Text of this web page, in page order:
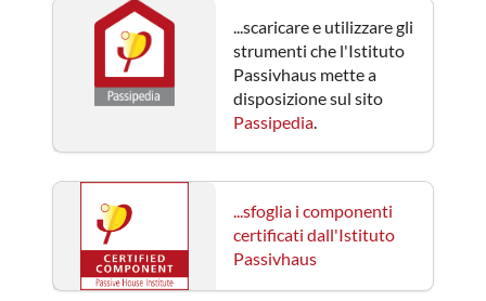
...scaricare e utilizzare gli
strumenti che l'Istituto
Passivhaus mette a
disposizione sul sito
Passipedia.
...sfoglia i componenti
certificati dall'Istituto
Passivhaus